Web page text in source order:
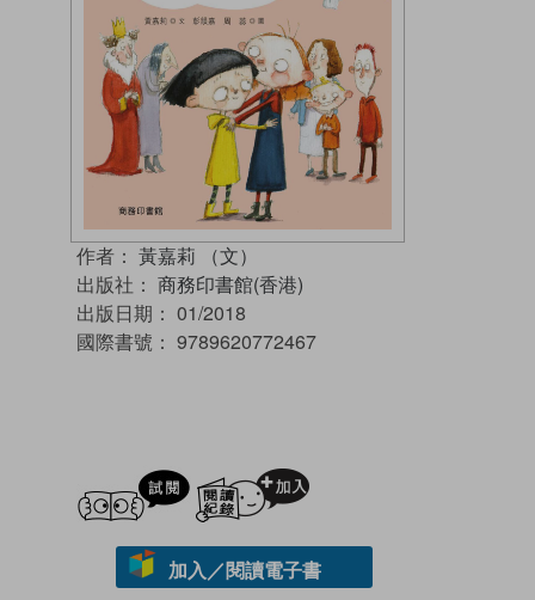
作者： 黃嘉莉 （文）
出版社： 商務印書館(香港)
出版日期： 01/2018
國際書號： 9789620772467
試閲
加入／閱讀電子書